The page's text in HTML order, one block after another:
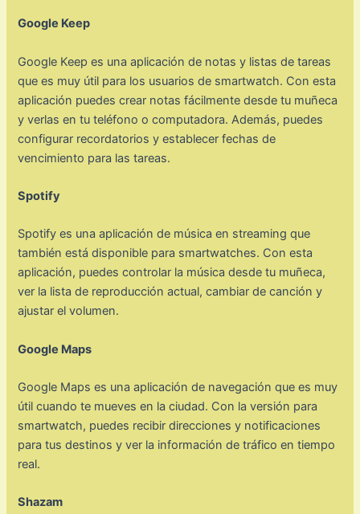
Google Keep
Google Keep es una aplicación de notas y listas de tareas
que es muy útil para los usuarios de smartwatch. Con esta
aplicación puedes crear notas fácilmente desde tu muñeca
y verlas en tu teléfono o computadora. Además, puedes
configurar recordatorios y establecer fechas de
vencimiento para las tareas.
Spotify
Spotify es una aplicación de música en streaming que
también está disponible para smartwatches. Con esta
aplicación, puedes controlar la música desde tu muñeca,
ver la lista de reproducción actual, cambiar de canción y
ajustar el volumen.
Google Maps
Google Maps es una aplicación de navegación que es muy
útil cuando te mueves en la ciudad. Con la versión para
smartwatch, puedes recibir direcciones y notificaciones
para tus destinos y ver la información de tráfico en tiempo
real.
Shazam